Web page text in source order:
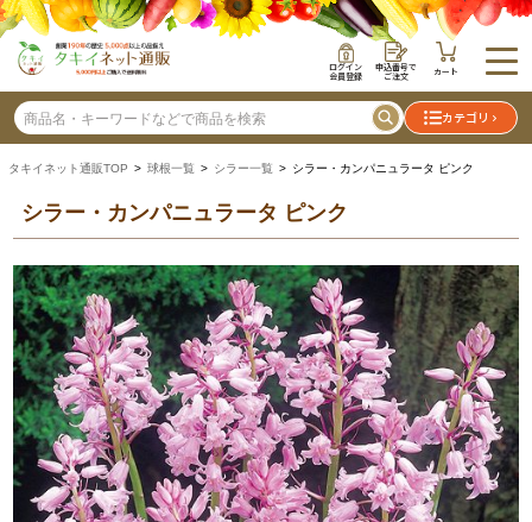
ログイン
会員登録
申込番号で
ご注文 カート
カテゴリ
タキイネット通販TOP > 球根一覧 > シラー一覧 > シラー・カンパニュラータ ピンク
シラー・カンパニュラータ ピンク